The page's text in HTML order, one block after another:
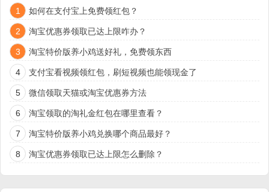
1 如何在支付宝上免费领红包？
2 淘宝优惠券领取已达上限咋办？
3 淘宝特价版养小鸡送好礼，免费领东西
4 支付宝看视频领红包，刷短视频也能领现金了
5 微信领取天猫或淘宝优惠券方法
6 淘宝领取的淘礼金红包在哪里查看？
7 淘宝特价版养小鸡兑换哪个商品最好？
8 淘宝优惠券领取已达上限怎么删除？